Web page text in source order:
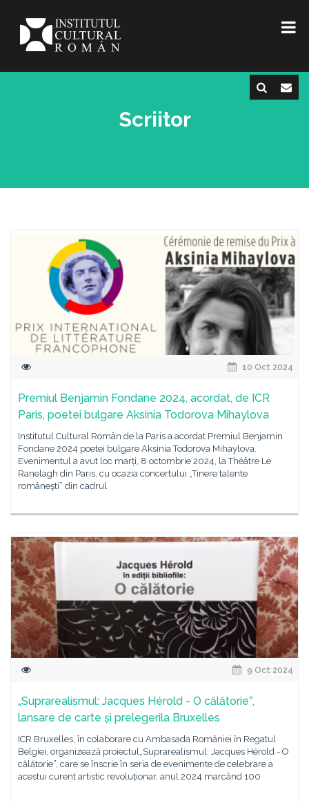
Scriitor
10 Oct 2024
Premiul Benjamin Fondane 2024, acordat, de ICR
Paris, poetei bulgare Aksinia Todorova Mihaylova
Institutul Cultural Român de la Paris a acordat Premiul Benjamin
Fondane 2024 poetei bulgare Aksinia Todorova Mihaylova.
Evenimentul a avut loc marți, 8 octombrie 2024, la Théâtre Le
Ranelagh din Paris, cu ocazia concertului „Tinere talente
româneşti” din cadrul
9 Oct 2024
„Suprarealismul: Jacques Hérold - O călătorieˮ,
lansare de carte și prelegerila Bruxelles
ICR Bruxelles, în colaborare cu Ambasada României în Regatul
Belgiei, organizează proiectul„Suprarealismul: Jacques Hérold - O
călătorie”, care se înscrie în seria de evenimente de celebrare a
acestui curent artistic revoluționar, anul 2024 marcând 100